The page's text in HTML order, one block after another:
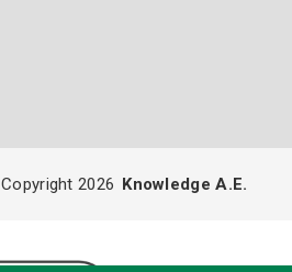
Copyright 2026 Knowledge A.E.